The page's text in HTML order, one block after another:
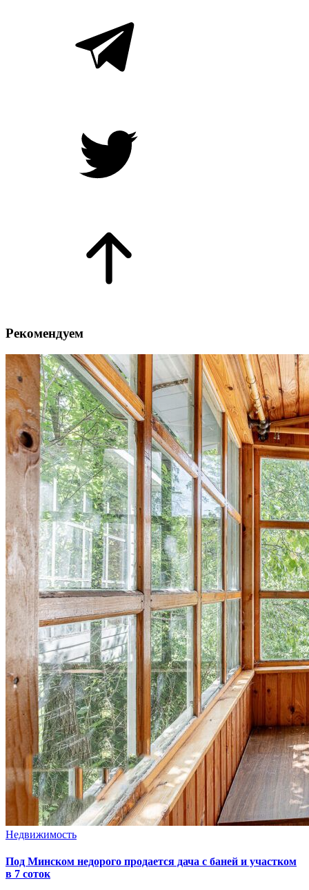
Рекомендуем
Недвижимость
Под Минском недорого продается дача с баней и участком
в 7 соток